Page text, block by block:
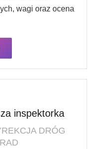
wagi oraz ocena
inspektorka
DRÓG